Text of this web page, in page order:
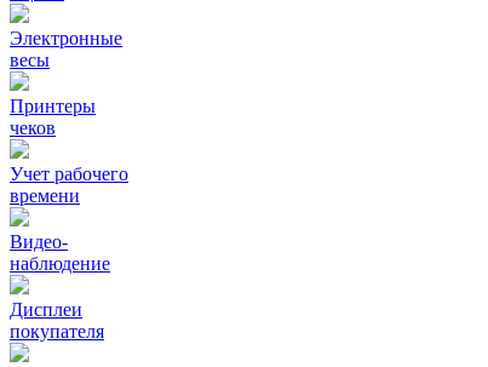
Электронные
весы
Принтеры
чеков
Учет рабочего
времени
Видео‑
наблюдение
Дисплеи
покупателя